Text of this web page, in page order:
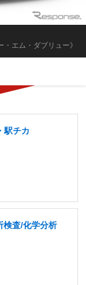
・エム・ダブリュー》
駅チカ
検査/化学分析